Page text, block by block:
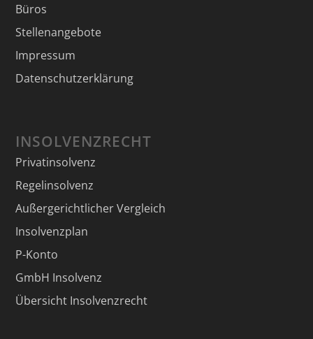
Büros
Stellenangebote
Impressum
Datenschutzerklärung
INSOLVENZRECHT
Privatinsolvenz
Regelinsolvenz
Außergerichtlicher Vergleich
Insolvenzplan
P-Konto
GmbH Insolvenz
Übersicht Insolvenzrecht